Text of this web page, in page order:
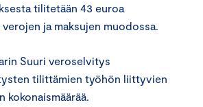
tilitetään 43 euroa
ja maksujen muodossa.
Suuri veroselvitys
tilittämien työhön liittyvien
kokonaismäärää.